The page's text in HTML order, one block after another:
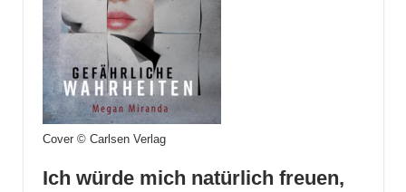
Cover © Carlsen Verlag
Ich würde mich natürlich freuen,